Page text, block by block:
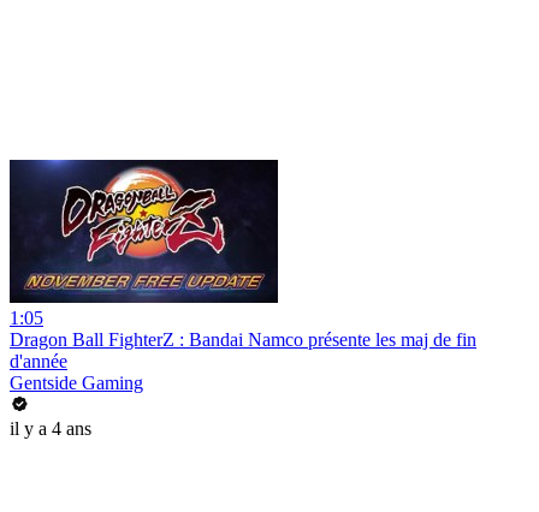
1:05
Dragon Ball FighterZ : Bandai Namco présente les maj de fin
d'année
Gentside Gaming
il y a 4 ans